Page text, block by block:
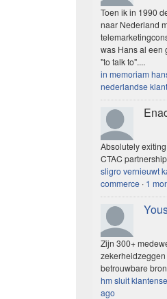
Toen ik in 1990
naar Nederland
was Hans al een
"to talk to"....
in memoriam
nederlandse
Absolutely
CTAC
sligro vernieuwt
commerce · 1
Zijn 300+
betrouwbare
hm sluit
ago